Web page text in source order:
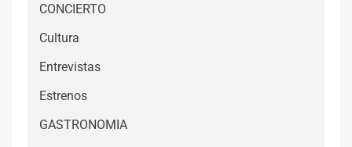
CONCIERTO
Cultura
Entrevistas
Estrenos
GASTRONOMIA